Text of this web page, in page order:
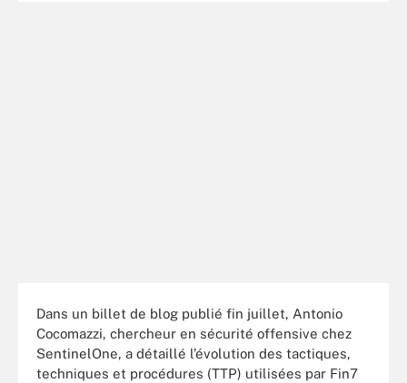
Dans un billet de blog publié fin juillet, Antonio
Cocomazzi, chercheur en sécurité offensive chez
SentinelOne, a détaillé l’évolution des tactiques,
techniques et procédures (TTP) utilisées par Fin7